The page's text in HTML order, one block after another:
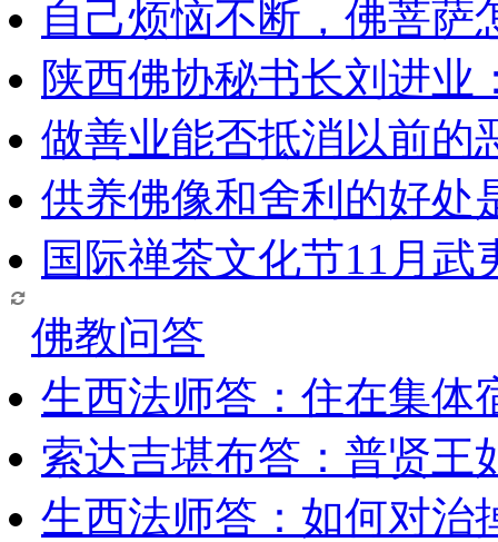
自己烦恼不断，佛菩萨
陕西佛协秘书长刘进业
做善业能否抵消以前的
供养佛像和舍利的好处
国际禅茶文化节11月武
佛教问答
生西法师答：住在集体
索达吉堪布答：普贤王
生西法师答：如何对治